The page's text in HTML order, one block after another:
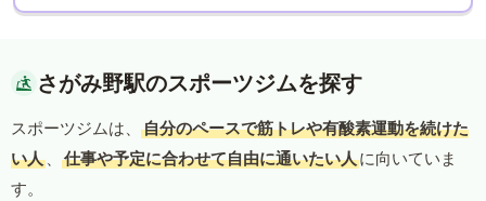
さがみ野駅のスポーツジムを探す
スポーツジムは、
自分のペースで筋トレや有酸素運動を続けた
い人 、 仕事や予定に合わせて自由に通いたい人に向いていま
す。